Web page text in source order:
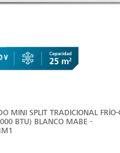
MINI SPLIT TRADICIONAL
BTU) BLANCO MABE -